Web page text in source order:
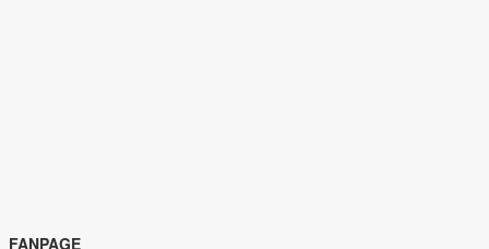
FANPAGE